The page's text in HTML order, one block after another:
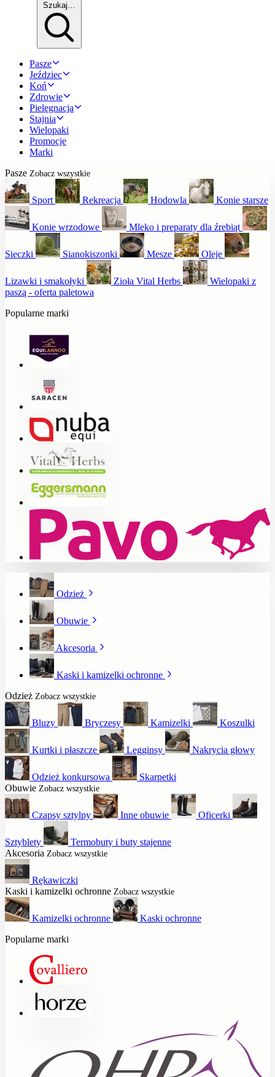
Szukaj…
Pasze
Jeździec
Koń
Zdrowie
Pielęgnacja
Stajnia
Wielopaki
Promocje
Marki
Pasze Zobacz wszystkie
Sport Rekreacja Hodowla Konie starsze
Konie wrzodowe Mleko i preparaty dla źrebiąt
Sieczki Sianokiszonki Mesze Oleje
Lizawki i smakołyki Zioła Vital Herbs
Wielopaki z
paszą - oferta paletowa
Popularne marki
Odzież
Obuwie
Akcesoria
Kaski i kamizelki ochronne
Odzież Zobacz wszystkie
Bluzy Bryczesy Kamizelki Koszulki
Kurtki i płaszcze Legginsy Nakrycia głowy
Odzież konkursowa
Skarpetki
Obuwie Zobacz wszystkie
Czapsy sztylpy Inne obuwie Oficerki
Sztyblety
Termobuty i buty stajenne
Akcesoria Zobacz wszystkie
Rękawiczki
Kaski i kamizelki ochronne Zobacz wszystkie
Kamizelki ochronne
Kaski ochronne
Popularne marki